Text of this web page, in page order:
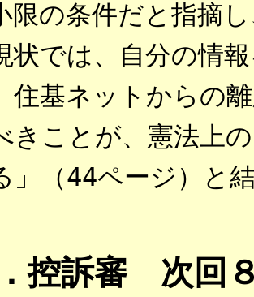
限の条件だと指摘
状では、自分の情
住基ネットからの
きことが、憲法上
」（44ページ）と
控訴審 次回